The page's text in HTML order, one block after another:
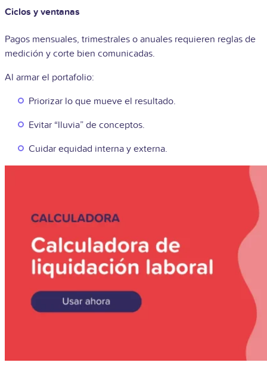
Ciclos y ventanas
Pagos mensuales, trimestrales o anuales requieren reglas de
medición y corte bien comunicadas.
Al armar el portafolio:
Priorizar lo que mueve el resultado.
Evitar “lluvia” de conceptos.
Cuidar equidad interna y externa.